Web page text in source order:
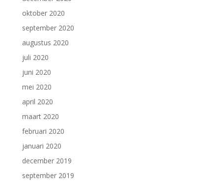
oktober 2020
september 2020
augustus 2020
juli 2020
juni 2020
mei 2020
april 2020
maart 2020
februari 2020
januari 2020
december 2019
september 2019